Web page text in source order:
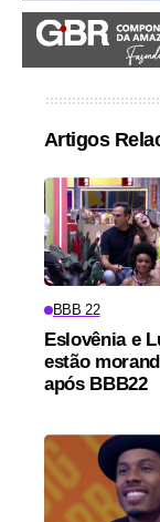
Artigos
BBB 22
Eslovênia e
estão
após BBB22